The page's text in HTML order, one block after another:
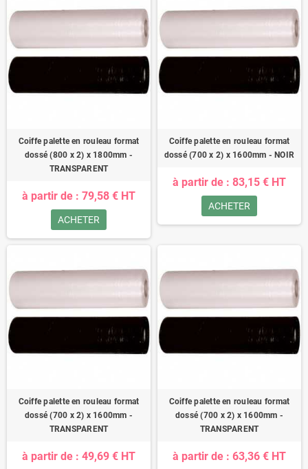
Coiffe palette en rouleau format
dossé (800 x 2) x 1800mm -
TRANSPARENT
à partir de : 79,58 € HT
ACHETER
Coiffe palette en rouleau format
dossé (700 x 2) x 1600mm - NOIR
à partir de : 83,15 € HT
ACHETER
Coiffe palette en rouleau format
dossé (700 x 2) x 1600mm -
TRANSPARENT
à partir de : 49,69 € HT
Coiffe palette en rouleau format
dossé (700 x 2) x 1600mm -
TRANSPARENT
à partir de : 63,36 € HT